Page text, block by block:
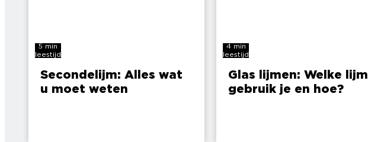
5 min
leestijd
Secondelijm: Alles wat
u moet weten
4 min
leestijd
Glas lijmen: Welke lijm
gebruik je en hoe?